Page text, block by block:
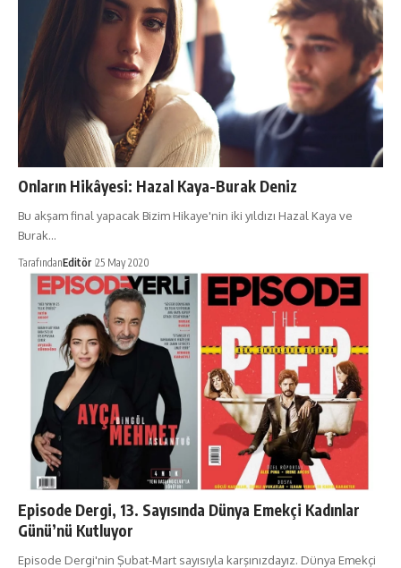
Onların Hikâyesi: Hazal Kaya-Burak Deniz
Bu akşam final yapacak Bizim Hikaye'nin iki yıldızı Hazal Kaya ve
Burak…
TarafındanEditör 25 May 2020
Episode Dergi, 13. Sayısında Dünya Emekçi Kadınlar
Günü’nü Kutluyor
Episode Dergi'nin Şubat-Mart sayısıyla karşınızdayız. Dünya Emekçi